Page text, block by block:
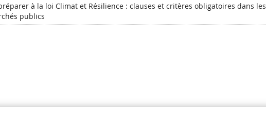
à la loi Climat et Résilience : clauses et critères obligatoires dans les
publics